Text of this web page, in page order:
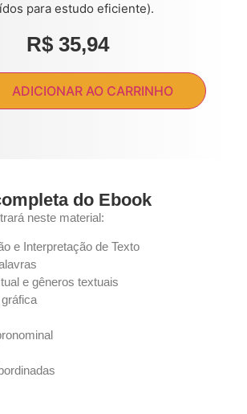
para estudo eficiente).
R$35,94
ADICIONAR AO CARRINHO
do Ebook
neste material:
e Interpretação de Texto
e gêneros textuais